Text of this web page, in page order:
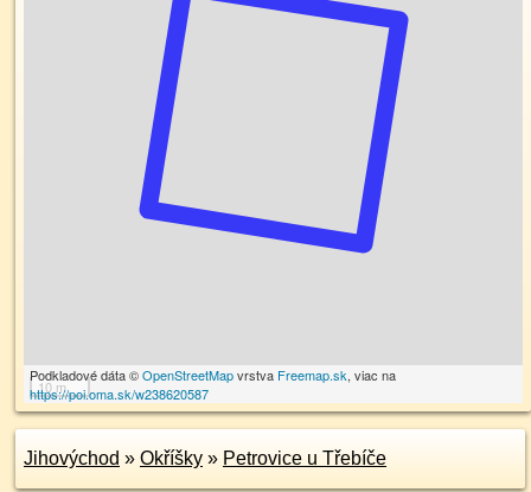
10 m
Podkladové dáta ©OpenStreetMapvrstva Freemap.sk, viac na
https://poi.oma.sk/w238620587
Jihovýchod » Okříšky » Petrovice u Třebíče